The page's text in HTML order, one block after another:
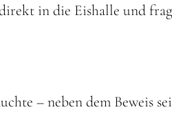
in die Eishalle und
– neben dem Beweis